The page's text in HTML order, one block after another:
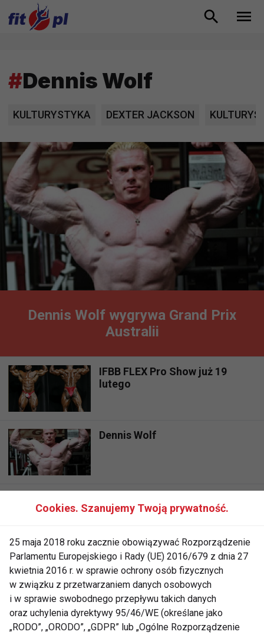
#Dennis Wolf
KULTURYSTYKA DEXTER JACKSON
Dennis Wolf wygrywa Grand Prix
Australii
IFBB FLEX Pro Show już 19
lutego
Dennis Wolf
Olimpia 2008
Jay Cutler zwycięzcą Mr
Olympia 2007
Kulturystyczny weekend w
Cookies. Szanujemy Twoją prywatność.
25 maja 2018 roku zacznie obowiązywać Rozporządzenie
Parlamentu Europejskiego i Rady (UE) 2016/679 z dnia 27
kwietnia 2016 r. w sprawie ochrony osób fizycznych
w związku z przetwarzaniem danych osobowych
i w sprawie swobodnego przepływu takich danych
oraz uchylenia dyrektywy 95/46/WE (określane jako
„RODO”, „ORODO”, „GDPR” lub „Ogólne Rozporządzenie